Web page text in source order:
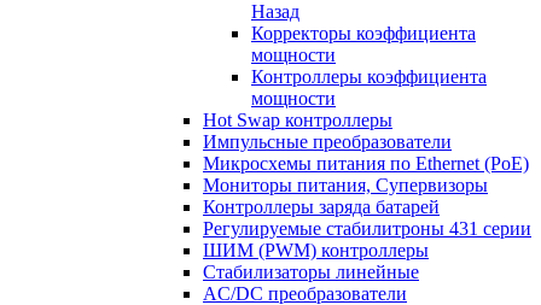
Назад
Корректоры коэффициента
мощности
Контроллеры коэффициента
мощности
Hot Swap контроллеры
Импульсные преобразователи
Микросхемы питания по Ethernet (PoE)
Мониторы питания, Супервизоры
Контроллеры заряда батарей
Регулируемые стабилитроны 431 серии
ШИМ (PWM) контроллеры
Стабилизаторы линейные
AC/DC преобразователи